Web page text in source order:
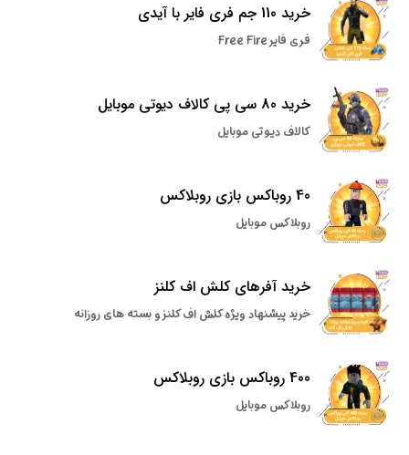
خرید 110 جم فری فایر با آیدی
فری فایر Free Fire
خرید 80 سی پی کالاف دیوتی موبایل
کالاف دیوتی موبایل
40 روباکس بازی روبلاکس
روبلاکس موبایل
خرید آفرهای کلش اف کلنز
خرید پیشنهاد ویژه کلش اف کلنز و بسته های روزانه
400 روباکس بازی روبلاکس
روبلاکس موبایل